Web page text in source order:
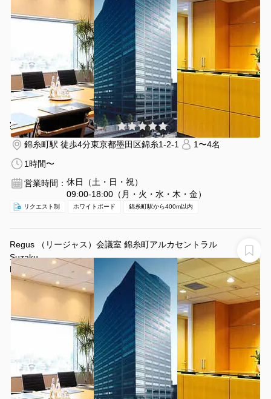
¥6490 〜 ¥6490 /時間
(0件)
錦糸町駅 徒歩4分東京都墨田区錦糸1-2-1
1〜4名
1時間〜
営業時間： 休日（土・日・祝）
09:00-18:00（月・火・水・木・金）
リクエスト制 ホワイトボード 錦糸町駅から400m以内
Regus （リージャス）会議室 錦糸町アルカセントラル
Suzaku
Regus 会議室 錦糸町アルカセントラル